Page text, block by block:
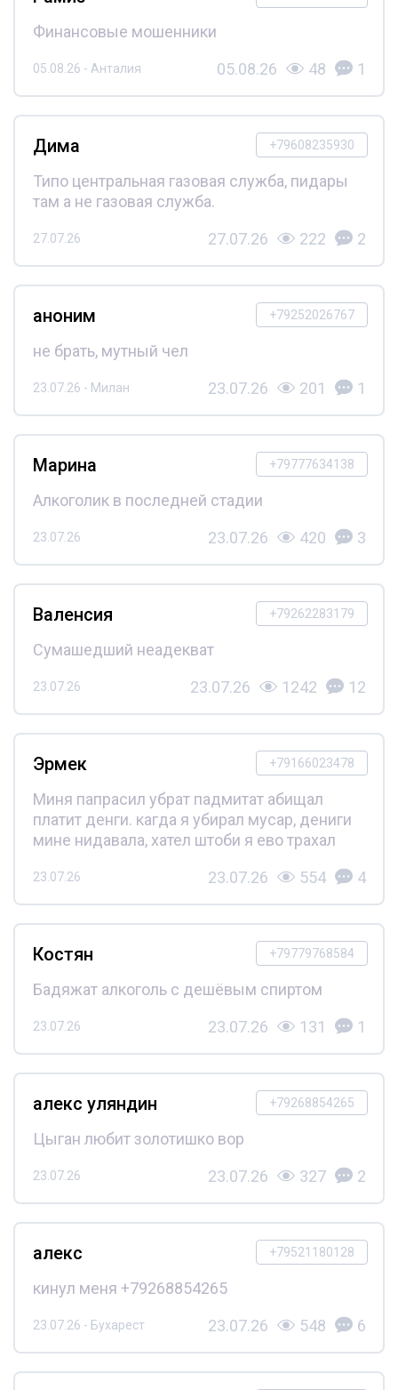
Финансовые мошенники
05.08.26 - Анталия 05.08.26 48 1
+79608235930
Дима
Типо центральная газовая служба, пидары
там а не газовая служба.
27.07.26 27.07.26 222 2
+79252026767
аноним
не брать, мутный чел
23.07.26 - Милан 23.07.26 201 1
+79777634138
Марина
Алкоголик в последней стадии
23.07.26 23.07.26 420 3
+79262283179
Валенсия
Сумашедший неадекват
23.07.26 23.07.26 1242 12
+79166023478
Эрмек
Миня папрасил убрат падмитат абищал
платит денги. кагда я убирал мусар, дениги
мине нидавала, хател штоби я ево трахал
23.07.26 23.07.26 554 4
+79779768584
Костян
Бадяжат алкоголь с дешёвым спиртом
23.07.26 23.07.26 131 1
+79268854265
алекс уляндин
Цыган любит золотишко вор
23.07.26 23.07.26 327 2
+79521180128
алекс
кинул меня +79268854265
23.07.26 - Бухарест 23.07.26 548 6